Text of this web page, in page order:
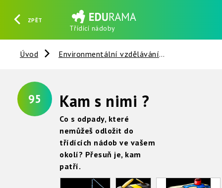
ZPĚT
Třídící nádoby
HLEDAT REGISTROVAT PŘIHLÁSIT SE
Úvod Environmentální vzdělávání
95 Kam s nimi ?
Co s odpady, které
nemůžeš odložit do
třídících nádob ve vašem
okolí? Přesuň je, kam
patří.